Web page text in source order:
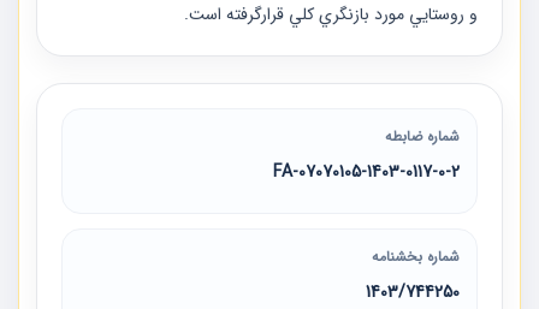
و روستايي مورد بازنگري كلي قرارگرفته است.
شماره ضابطه
07070105-1403-0117-0-2-FA
شماره بخشنامه
1403/744250